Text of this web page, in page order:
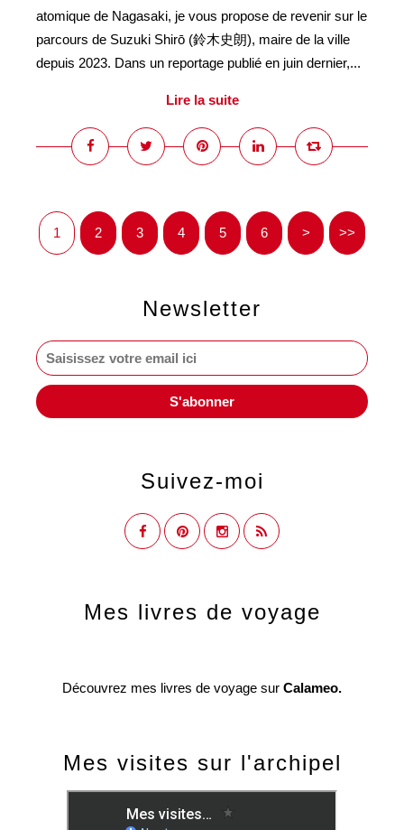
atomique de Nagasaki, je vous propose de revenir sur le
parcours de Suzuki Shirō (鈴木史朗), maire de la ville
depuis 2023. Dans un reportage publié en juin dernier,...
Lire la suite
1 2 3 4 5 6 > >>
Newsletter
Suivez-moi
Mes livres de voyage
Découvrez mes livres de voyage sur Calameo.
Mes visites sur l'archipel